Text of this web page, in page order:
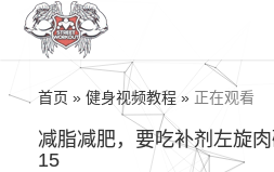
首页 » 健身视频教程 » 正在观看
减脂减肥，要吃补剂左旋
15